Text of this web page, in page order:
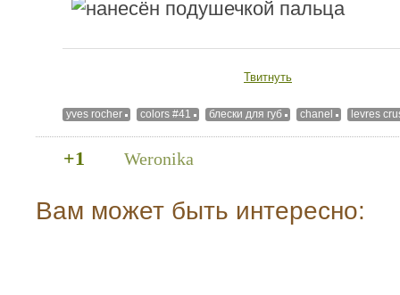
Твитнуть
yves rocher colors #41 блески для губ chanel levres
+1 Weronika
Вам может быть интересно: